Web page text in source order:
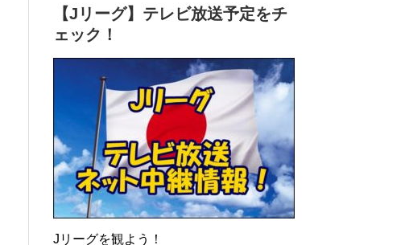
【Jリーグ】テレビ放送予定をチ
ェック！
Jリーグを観よう！